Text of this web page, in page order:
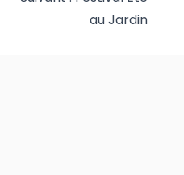
au Jardin